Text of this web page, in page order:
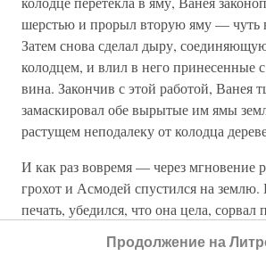
шерстью и прорыл вторую яму — чуть
Затем снова сделал дыру,
колодцем, и влил в него принесенные
вина. Закончив с этой работой, Ванея
замаскировал обе вырытые им ямы
растущем неподалеку от колодца
И как раз вовремя — через мгновение
грохот и Асмодей спустился на
печать, убедился, что она цела, сорвал
вода в колодце превратилась в вино.
Продолжение на